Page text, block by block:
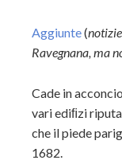
Aggiunte(
Ravegnana, ma
Cade in
vari ediﬁzi
che il piede
1682.